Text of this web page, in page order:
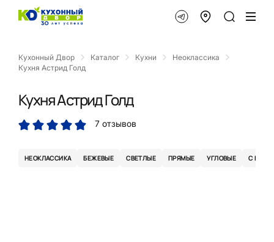
Кухонный Двор Каталог Кухни
Неоклассика
Кухня Астрид Голд
Кухня Астрид Голд
7 отзывов
НЕОКЛАССИКА БЕЖЕВЫЕ СВЕТЛЫЕ ПРЯМЫЕ УГЛОВЫЕ С